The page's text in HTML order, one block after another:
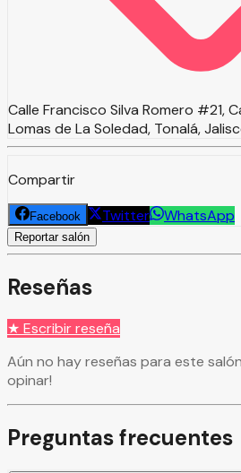
Calle Francisco Silva Romero #21,
Lomas de La Soledad, Tonalá,
Compartir
Facebook Twitter WhatsApp
Reportar salón
Reseñas
★ Escribir reseña
Aún no hay reseñas para este
opinar!
Preguntas frecuentes